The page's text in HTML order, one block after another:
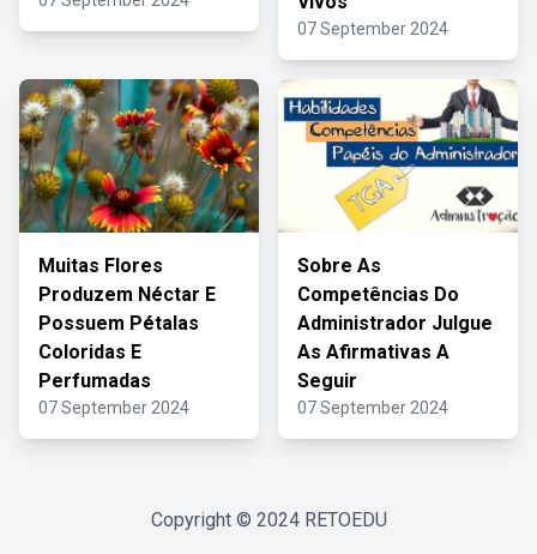
07 September 2024
Muitas Flores
Produzem Néctar E
Possuem Pétalas
Coloridas E
Perfumadas
07 September 2024
Sobre As
Competências Do
Administrador Julgue
As Afirmativas A
Seguir
07 September 2024
Copyright © 2024 RETOEDU